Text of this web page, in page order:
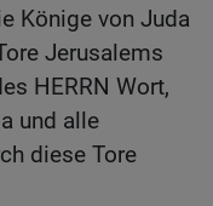
Könige von Juda
Jerusalems
HERRN Wort,
und alle
diese Tore